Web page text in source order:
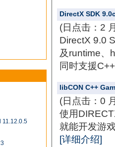
11.12.0.5
DirectX SDK
(日点击：2
DirectX 9.0
及runtime、
同时支援
libCON C++
(日点击：0
使用
就能开发游
[详细介绍]